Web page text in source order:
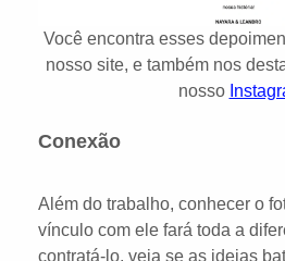
Você encontra esses
nosso site, e também nos
nosso
Conexão
Além do trabalho, conhecer o
vínculo com ele fará toda a
contratá-lo, veja se as ideias